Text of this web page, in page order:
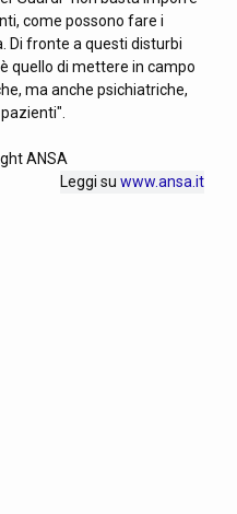
come possono fare i
Di fronte a questi disturbi
quello di mettere in campo
ma anche psichiatriche,
ANSA
Leggi su www.ansa.it